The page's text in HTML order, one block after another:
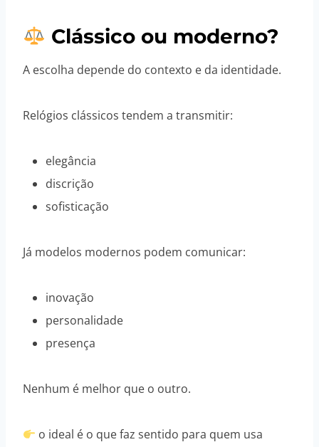
Clássico ou moderno?
A escolha depende do contexto e da identidade.
Relógios clássicos tendem a transmitir:
elegância
discrição
sofisticação
Já modelos modernos podem comunicar:
inovação
personalidade
presença
Nenhum é melhor que o outro.
o ideal é o que faz sentido para quem usa